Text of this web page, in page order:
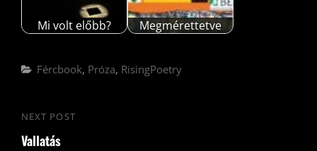
Mi volt előbb? Megmérettetve
Categories
Fércbook, Próza, RisingPoetry
Bejegyzés
navigáció
Next
Post
NEXT POST
Vallatás